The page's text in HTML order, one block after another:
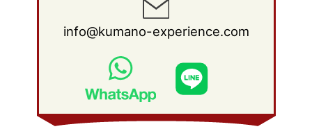
2010年 1月(26)
2009年 2月(20)
(19)
2008年 3月
(20)
2008年 1月(21)
info@kumano-experience.com